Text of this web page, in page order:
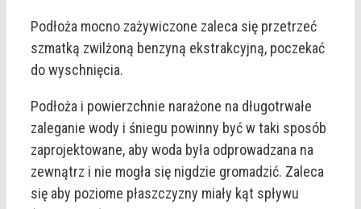
Podłoża mocno zażywiczone zaleca się przetrzeć
szmatką zwilżoną benzyną ekstrakcyjną, poczekać
do wyschnięcia.
Podłoża i powierzchnie narażone na długotrwałe
zaleganie wody i śniegu powinny być w taki sposób
zaprojektowane, aby woda była odprowadzana na
zewnątrz i nie mogła się nigdzie gromadzić. Zaleca
się aby poziome płaszczyzny miały kąt spływu